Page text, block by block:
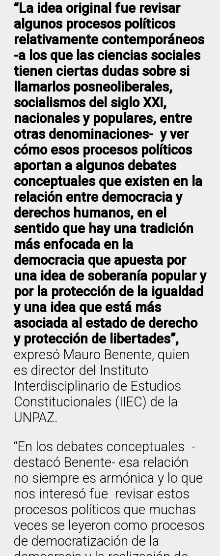
“La idea original fue revisar
algunos procesos políticos
relativamente contemporáneos
-a los que las ciencias sociales
tienen ciertas dudas sobre si
llamarlos posneoliberales,
socialismos del siglo XXI,
nacionales y populares, entre
otras denominaciones- y ver
cómo esos procesos políticos
aportan a algunos debates
conceptuales que existen en la
relación entre democracia y
derechos humanos, en el
sentido que hay una tradición
más enfocada en la
democracia que apuesta por
una idea de soberanía popular y
por la protección de la igualdad
y una idea que está más
asociada al estado de derecho
y protección de libertades”,
expresó Mauro Benente, quien
es director del Instituto
Interdisciplinario de Estudios
Constitucionales (IIEC) de la
UNPAZ.
“En los debates conceptuales -
destacó Benente- esa relación
no siempre es armónica y lo que
nos interesó fue revisar estos
procesos políticos que muchas
veces se leyeron como procesos
de democratización de la